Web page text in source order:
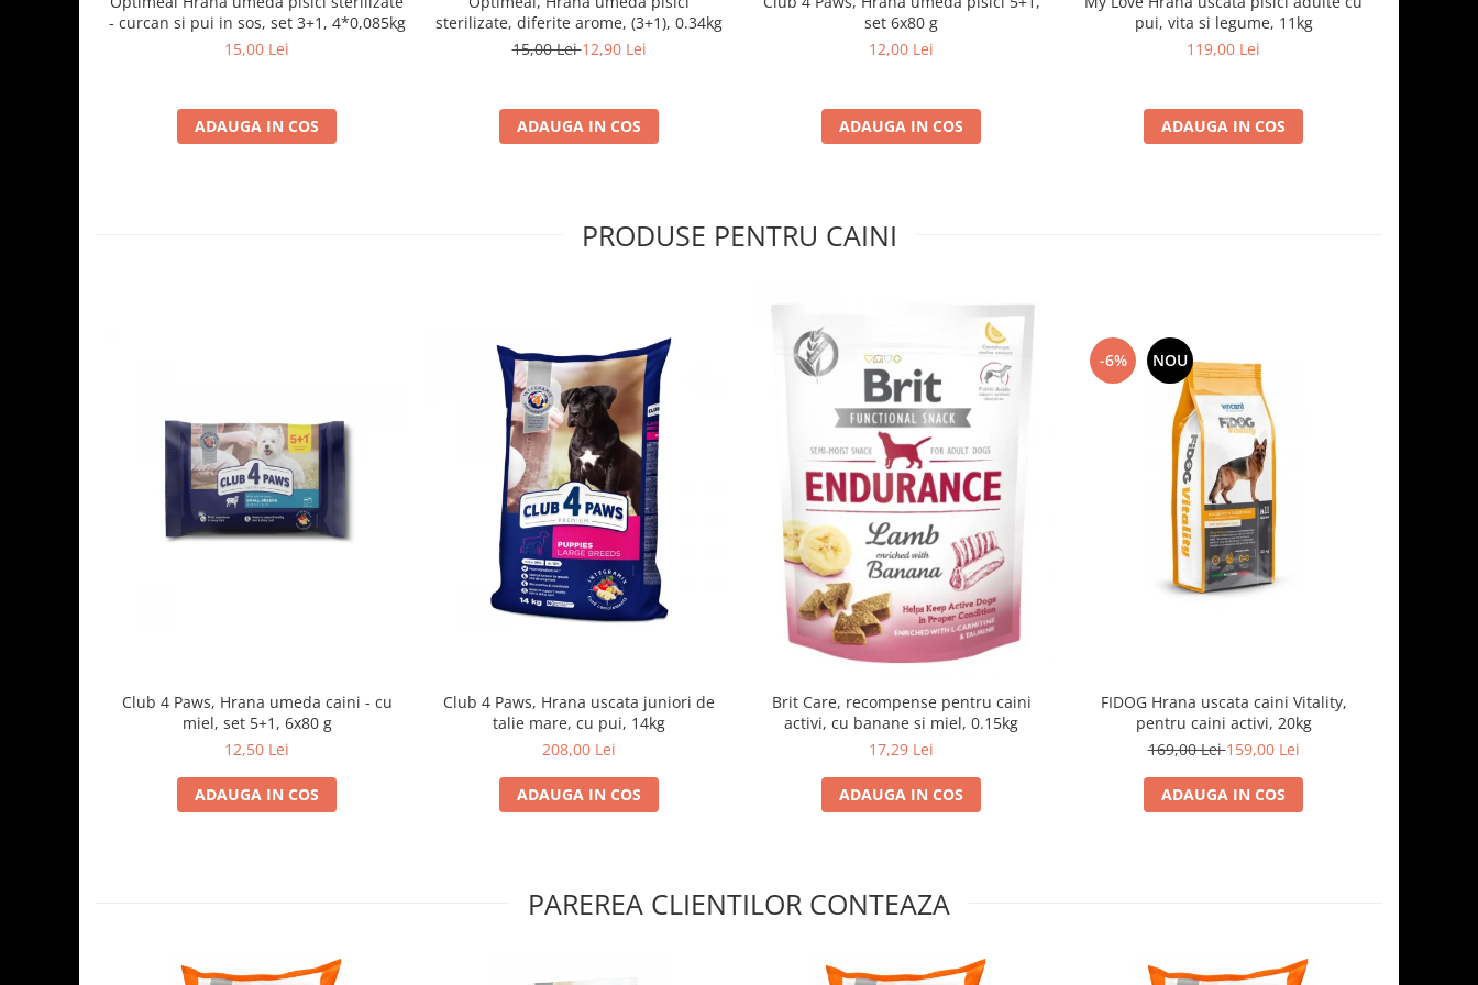
- curcan si pui in sos, set 3+1, 4*0,085kg
15,00 Lei
ADAUGA IN COS
sterilizate, diferite arome, (3+1), 0.34kg
15,00 Lei12,90 Lei
ADAUGA IN COS
set 6x80 g
12,00 Lei
ADAUGA IN COS
pui, vita si legume, 11kg
119,00 Lei
ADAUGA IN COS
PRODUSE PENTRU CAINI
Club 4 Paws, Hrana umeda caini - cu
miel, set 5+1, 6x80 g
12,50 Lei
ADAUGA IN COS
Club 4 Paws, Hrana uscata juniori de
talie mare, cu pui, 14kg
208,00 Lei
ADAUGA IN COS
Brit Care, recompense pentru caini
activi, cu banane si miel, 0.15kg
17,29 Lei
ADAUGA IN COS
-6% NOU
FIDOG Hrana uscata caini Vitality,
pentru caini activi, 20kg
169,00 Lei159,00 Lei
ADAUGA IN COS
PAREREA CLIENTILOR CONTEAZA